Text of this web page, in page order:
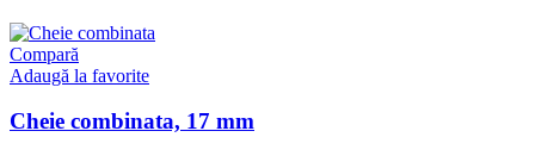
Compară
Adaugă la favorite
Cheie combinata, 17 mm